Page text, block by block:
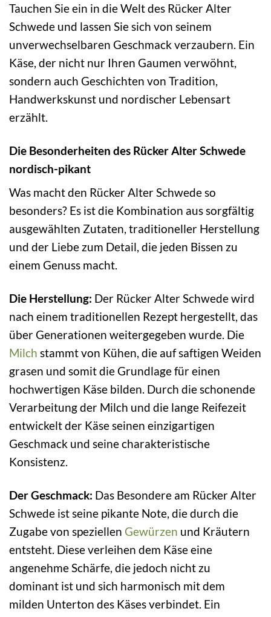
Tauchen Sie ein in die Welt des Rücker Alter
Schwede und lassen Sie sich von seinem
unverwechselbaren Geschmack verzaubern. Ein
Käse, der nicht nur Ihren Gaumen verwöhnt,
sondern auch Geschichten von Tradition,
Handwerkskunst und nordischer Lebensart
erzählt.
Die Besonderheiten des Rücker Alter Schwede
nordisch-pikant
Was macht den Rücker Alter Schwede so
besonders? Es ist die Kombination aus sorgfältig
ausgewählten Zutaten, traditioneller Herstellung
und der Liebe zum Detail, die jeden Bissen zu
einem Genuss macht.
Die Herstellung: Der Rücker Alter Schwede wird
nach einem traditionellen Rezept hergestellt, das
über Generationen weitergegeben wurde. Die
Milch stammt von Kühen, die auf saftigen Weiden
grasen und somit die Grundlage für einen
hochwertigen Käse bilden. Durch die schonende
Verarbeitung der Milch und die lange Reifezeit
entwickelt der Käse seinen einzigartigen
Geschmack und seine charakteristische
Konsistenz.
Der Geschmack: Das Besondere am Rücker Alter
Schwede ist seine pikante Note, die durch die
Zugabe von speziellen Gewürzen und Kräutern
entsteht. Diese verleihen dem Käse eine
angenehme Schärfe, die jedoch nicht zu
dominant ist und sich harmonisch mit dem
milden Unterton des Käses verbindet. Ein